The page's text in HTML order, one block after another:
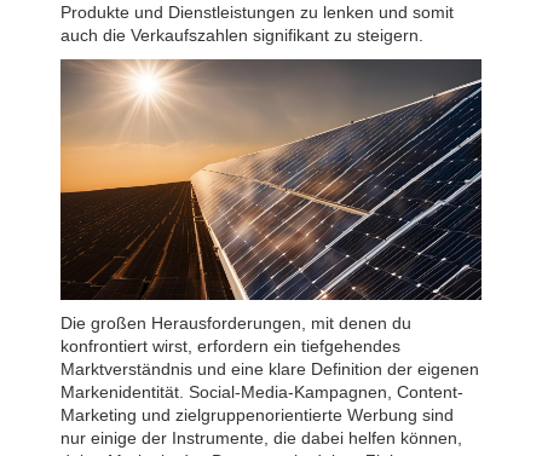
Produkte und Dienstleistungen zu lenken und somit
auch die Verkaufszahlen signifikant zu steigern.
Die großen Herausforderungen, mit denen du
konfrontiert wirst, erfordern ein tiefgehendes
Marktverständnis und eine klare Definition der eigenen
Markenidentität. Social-Media-Kampagnen, Content-
Marketing und zielgruppenorientierte Werbung sind
nur einige der Instrumente, die dabei helfen können,